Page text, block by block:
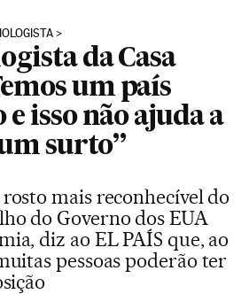
da Casa
um país
isso não ajuda a
surto”
mais reconhecível do
do Governo dos EUA
diz ao EL PAÍS que, ao
pessoas poderão ter